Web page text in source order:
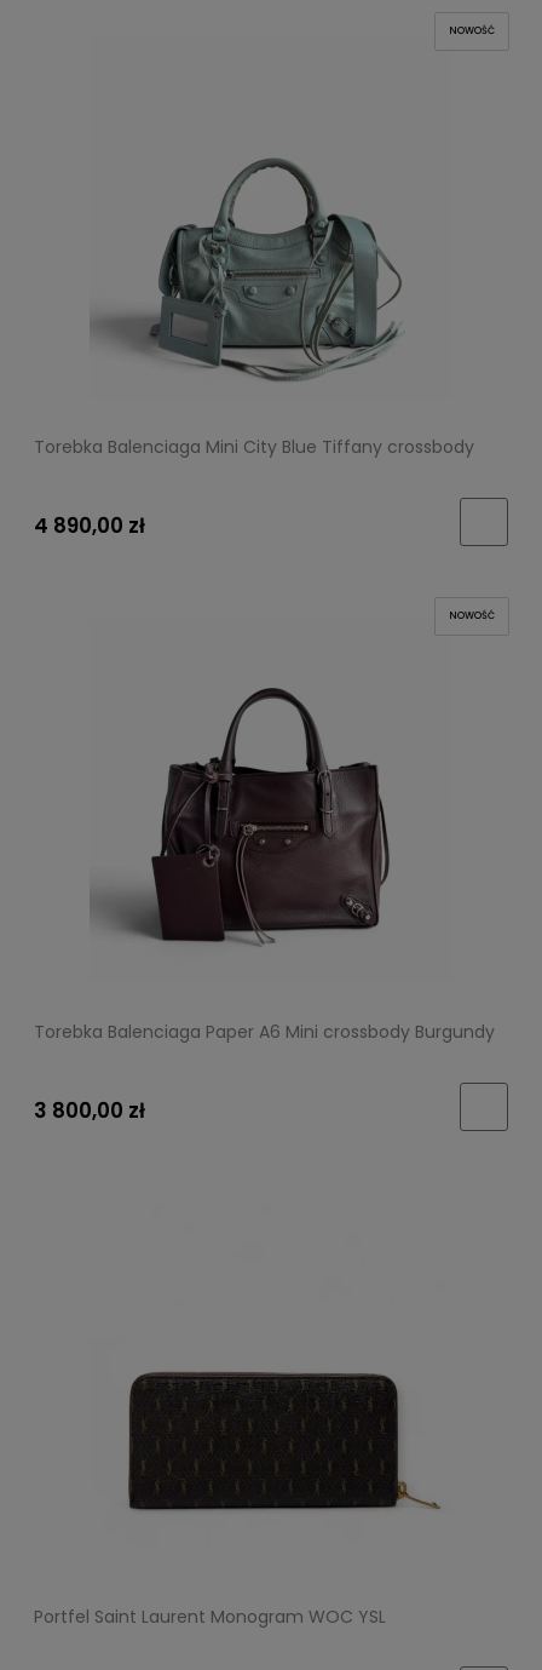
Torebka Balenciaga Mini City Blue Tiffany crossbody
4 890,00 zł
NOWOŚĆ
Torebka Balenciaga Paper A6 Mini crossbody Burgundy
3 800,00 zł
NOWOŚĆ
Portfel Saint Laurent Monogram WOC YSL